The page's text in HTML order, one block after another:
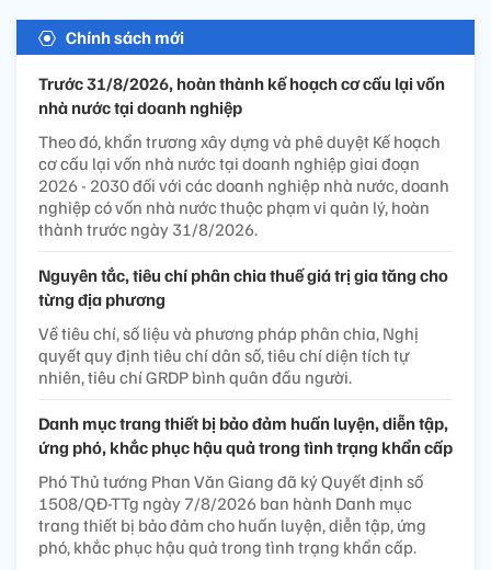
Chính sách mới
Trước 31/8/2026, hoàn thành kế hoạch cơ cấu lại vốn
nhà nước tại doanh nghiệp
Theo đó, khẩn trương xây dựng và phê duyệt Kế hoạch
cơ cấu lại vốn nhà nước tại doanh nghiệp giai đoạn
2026 - 2030 đối với các doanh nghiệp nhà nước, doanh
nghiệp có vốn nhà nước thuộc phạm vi quản lý, hoàn
thành trước ngày 31/8/2026.
Nguyên tắc, tiêu chí phân chia thuế giá trị gia tăng cho
từng địa phương
Về tiêu chí, số liệu và phương pháp phân chia, Nghị
quyết quy định tiêu chí dân số, tiêu chí diện tích tự
nhiên, tiêu chí GRDP bình quân đầu người.
Danh mục trang thiết bị bảo đảm huấn luyện, diễn tập,
ứng phó, khắc phục hậu quả trong tình trạng khẩn cấp
Phó Thủ tướng Phan Văn Giang đã ký Quyết định số
1508/QĐ-TTg ngày 7/8/2026 ban hành Danh mục
trang thiết bị bảo đảm cho huấn luyện, diễn tập, ứng
phó, khắc phục hậu quả trong tình trạng khẩn cấp.